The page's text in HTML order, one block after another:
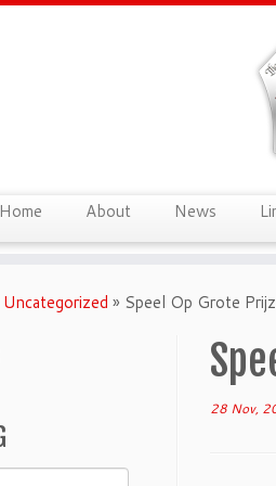
Home About News
Uncategorized » Speel Op Grote
28 Nov,